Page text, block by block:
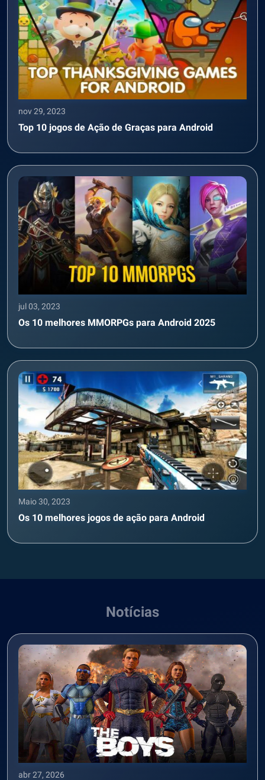
nov 29, 2023
Top 10 jogos de Ação de Graças para Android
jul 03, 2023
Os 10 melhores MMORPGs para Android 2025
Maio 30, 2023
Os 10 melhores jogos de ação para Android
Notícias
abr 27, 2026